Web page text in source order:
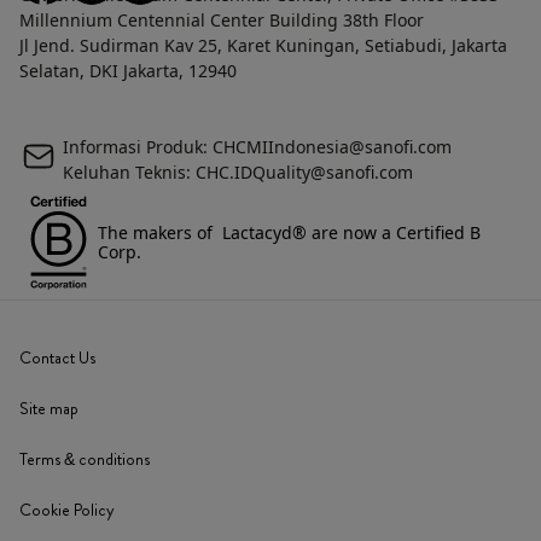
Millennium Centennial Center Building 38th Floor
Jl Jend. Sudirman Kav 25, Karet Kuningan, Setiabudi, Jakarta
Selatan, DKI Jakarta, 12940
Informasi Produk: CHCMIIndonesia@sanofi.com
Keluhan Teknis: CHC.IDQuality@sanofi.com
The makers of Lactacyd® are now a Certified B
Corp.
Contact Us
Site map
Terms & conditions
Cookie Policy